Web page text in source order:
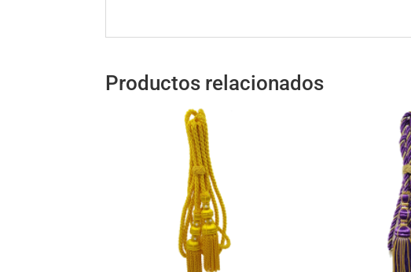
Productos relacionados